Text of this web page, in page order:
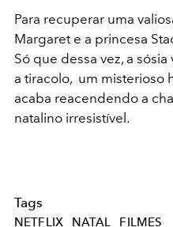
Para recuperar uma
Margaret e a princesa
Só que dessa vez, a
a tiracolo, um misterioso
acaba reacendendo a
natalino irresistível.
Tags
NETFLIX NATAL FILMES